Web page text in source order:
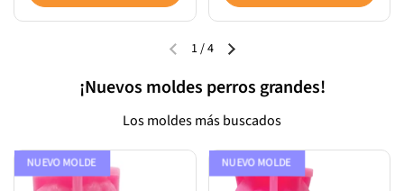
1/4
¡Nuevos moldes perros grandes!
Los moldes más buscados
NUEVO MOLDE NUEVO MOLDE